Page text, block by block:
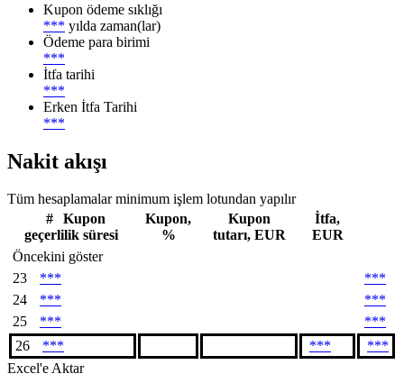
Kupon ödeme sıklığı
*** yılda zaman(lar)
Ödeme para birimi
***
İtfa tarihi
***
Erken İtfa Tarihi
***
Nakit akışı
Tüm hesaplamalar minimum işlem lotundan yapılır
#
Kupon
geçerlilik süresi
Kupon,
%
Kupon
tutarı, EUR
İtfa,
EUR
Öncekini göster
23
***
***
24
***
***
25
***
***
26
*** ***
***
Excel'e Aktar